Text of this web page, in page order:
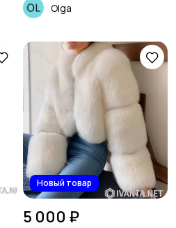
Olga
Новый товар
5 000 ₽